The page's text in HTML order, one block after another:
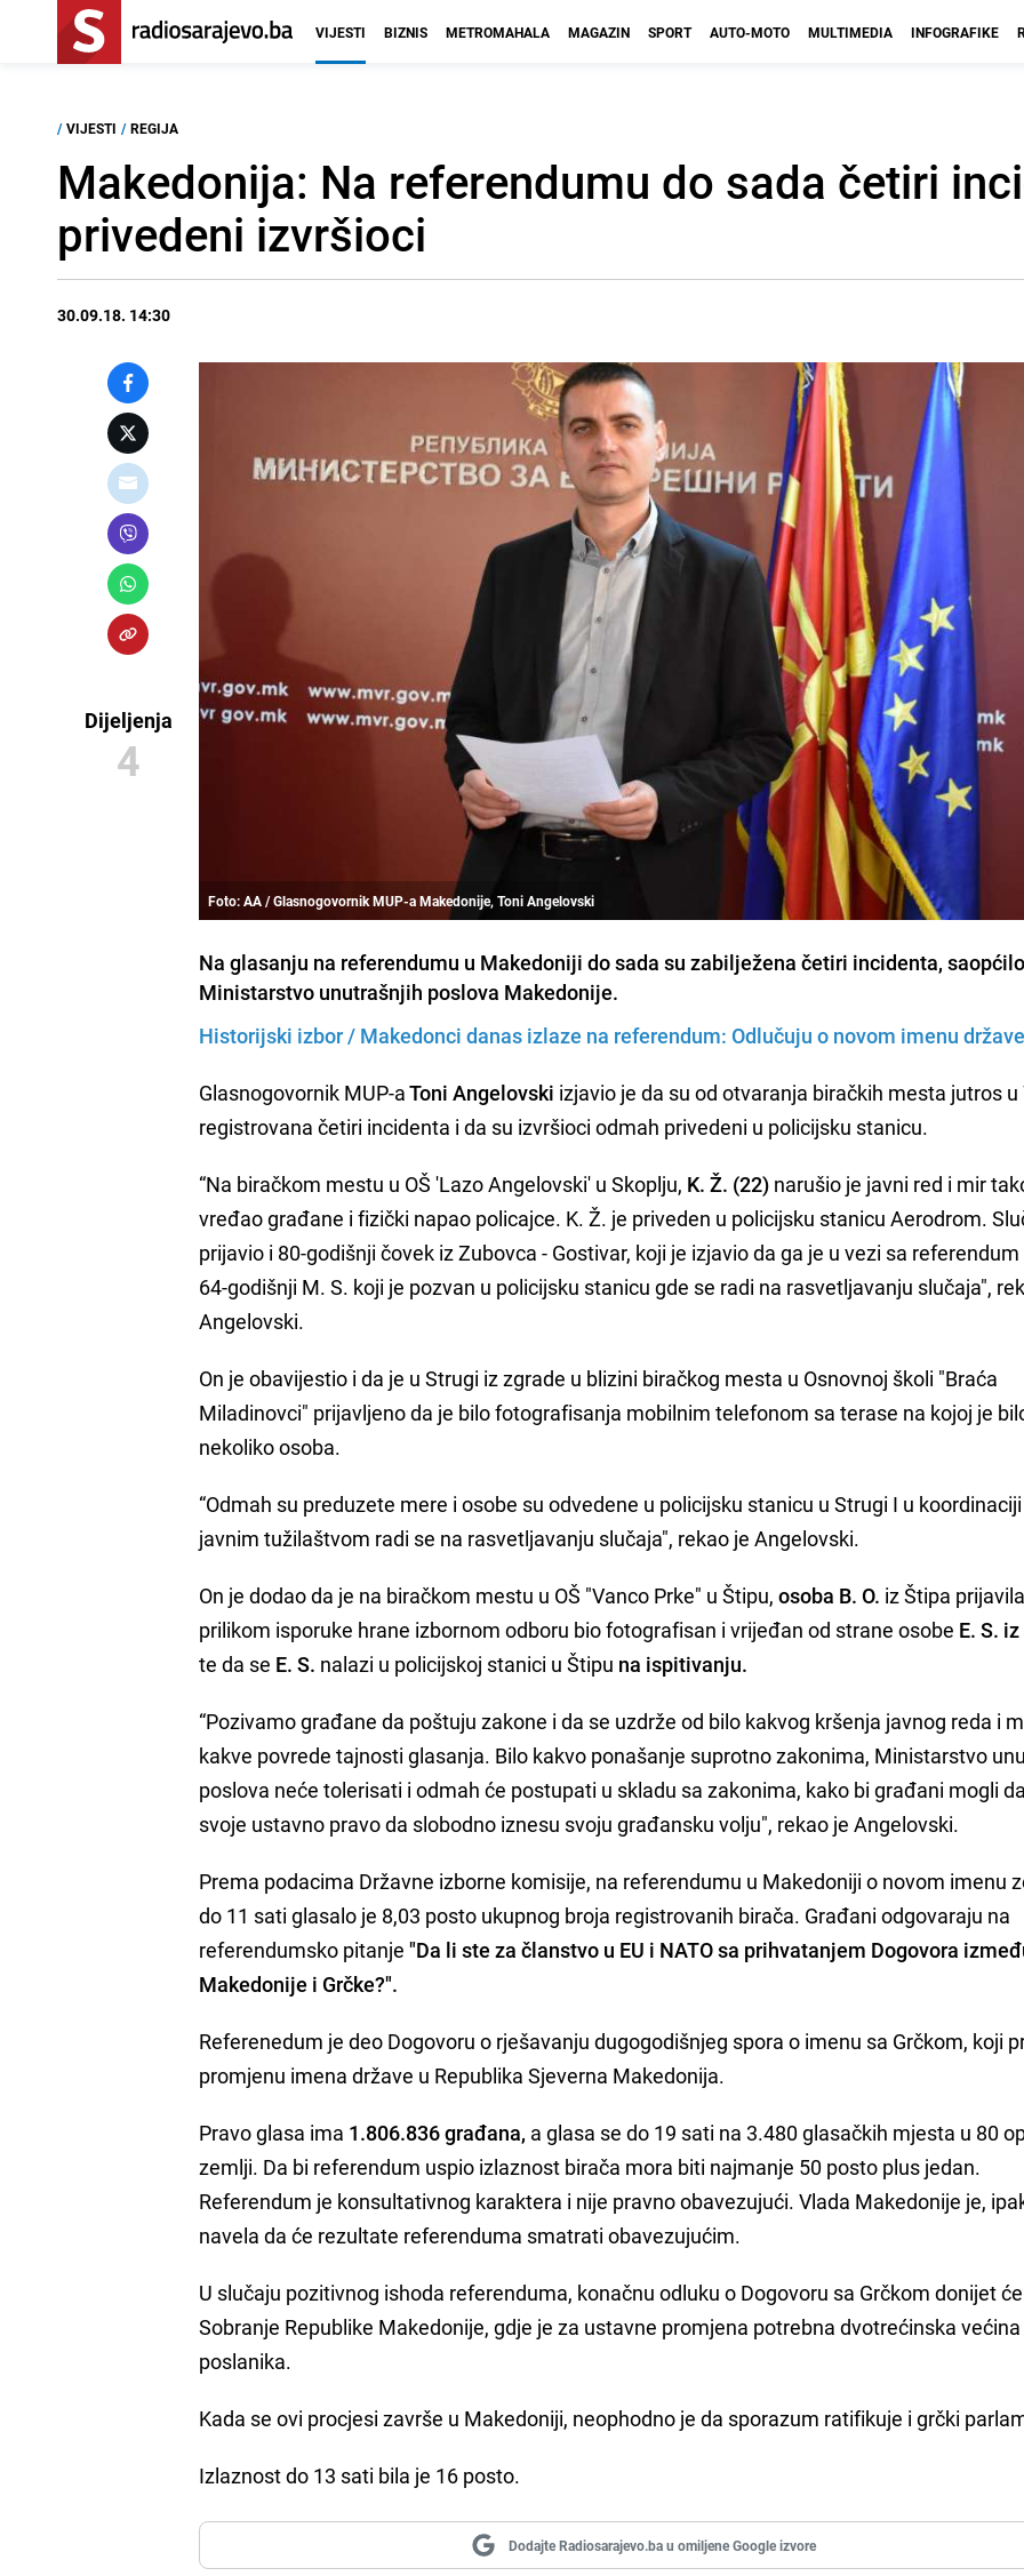
VIJESTI BIZNIS METROMAHALA MAGAZIN SPORT AUTO-MOTO MULTIMEDIA INFOGRAFIKE
/ VIJESTI / REGIJA
Makedonija: Na referendumu do sada četiri
privedeni izvršioci
30.09.18. 14:30
Dijeljenja
4
Foto: AA / Glasnogovornik MUP-a Makedonije, Toni Angelovski
Na glasanju na referendumu u Makedoniji do sada su zabilježena četiri incidenta,
Ministarstvo unutrašnjih poslova Makedonije.
Historijski izbor / Makedonci danas izlaze na referendum: Odlučuju o novom imenu države
Glasnogovornik MUP-aToni Angelovski izjavio je da su od otvaranja biračkih mesta jutros u
registrovana četiri incidenta i da su izvršioci odmah privedeni u policijsku stanicu.
“Na biračkom mestu u OŠ 'Lazo Angelovski' u Skoplju, K. Ž. (22) narušio je javni red i mir
vređao građane i fizički napao policajce. K. Ž. je priveden u policijsku stanicu Aerodrom.
prijavio i 80-godišnji čovek iz Zubovca - Gostivar, koji je izjavio da ga je u vezi sa
64-godišnji M. S. koji je pozvan u policijsku stanicu gde se radi na rasvetljavanju slučaja",
Angelovski.
On je obavijestio i da je u Strugi iz zgrade u blizini biračkog mesta u Osnovnoj školi "Braća
Miladinovci" prijavljeno da je bilo fotografisanja mobilnim telefonom sa terase na kojoj je
nekoliko osoba.
“Odmah su preduzete mere i osobe su odvedene u policijsku stanicu u Strugi I u
javnim tužilaštvom radi se na rasvetljavanju slučaja", rekao je Angelovski.
On je dodao da je na biračkom mestu u OŠ "Vanco Prke" u Štipu,osoba B. O. iz Štipa
prilikom isporuke hrane izbornom odboru bio fotografisan i vrijeđan od strane osobe E. S.
te da se E. S. nalazi u policijskoj stanici u Štipu na ispitivanju.
“Pozivamo građane da poštuju zakone i da se uzdrže od bilo kakvog kršenja javnog reda i
kakve povrede tajnosti glasanja. Bilo kakvo ponašanje suprotno zakonima, Ministarstvo
poslova neće tolerisati i odmah će postupati u skladu sa zakonima, kako bi građani mogli
svoje ustavno pravo da slobodno iznesu svoju građansku volju", rekao je Angelovski.
Prema podacima Državne izborne komisije, na referendumu u Makedoniji o novom imenu
do 11 sati glasalo je 8,03 posto ukupnog broja registrovanih birača. Građani odgovaraju na
referendumsko pitanje"Da li ste za članstvo u EU i NATO sa prihvatanjem Dogovora
Makedonije i Grčke?".
Referenedum je deo Dogovoru o rješavanju dugogodišnjeg spora o imenu sa Grčkom, koji
promjenu imena države u Republika Sjeverna Makedonija.
Pravo glasa ima 1.806.836 građana, a glasa se do 19 sati na 3.480 glasačkih mjesta u 80
zemlji. Da bi referendum uspio izlaznost birača mora biti najmanje 50 posto plus jedan.
Referendum je konsultativnog karaktera i nije pravno obavezujući. Vlada Makedonije je,
navela da će rezultate referenduma smatrati obavezujućim.
U slučaju pozitivnog ishoda referenduma, konačnu odluku o Dogovoru sa Grčkom donijet će
Sobranje Republike Makedonije, gdje je za ustavne promjena potrebna dvotrećinska većina
poslanika.
Kada se ovi procjesi završe u Makedoniji, neophodno je da sporazum ratifikuje i grčki
Izlaznost do 13 sati bila je 16 posto.
Dodajte Radiosarajevo.ba u omiljene Google izvore